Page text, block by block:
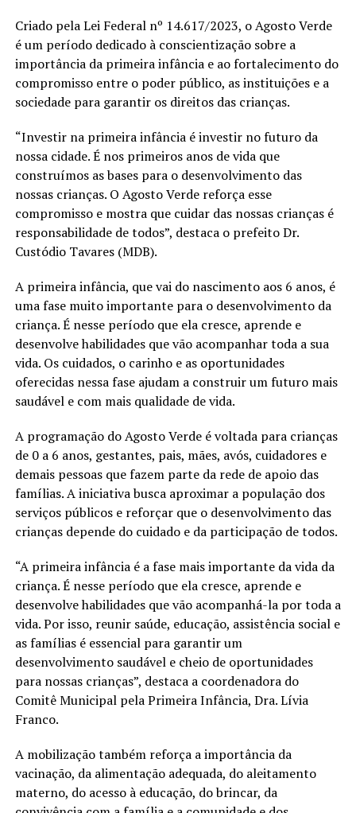
Criado pela Lei Federal nº 14.617/2023, o Agosto Verde
é um período dedicado à conscientização sobre a
importância da primeira infância e ao fortalecimento do
compromisso entre o poder público, as instituições e a
sociedade para garantir os direitos das crianças.
“Investir na primeira infância é investir no futuro da
nossa cidade. É nos primeiros anos de vida que
construímos as bases para o desenvolvimento das
nossas crianças. O Agosto Verde reforça esse
compromisso e mostra que cuidar das nossas crianças é
responsabilidade de todos”, destaca o prefeito Dr.
Custódio Tavares (MDB).
A primeira infância, que vai do nascimento aos 6 anos, é
uma fase muito importante para o desenvolvimento da
criança. É nesse período que ela cresce, aprende e
desenvolve habilidades que vão acompanhar toda a sua
vida. Os cuidados, o carinho e as oportunidades
oferecidas nessa fase ajudam a construir um futuro mais
saudável e com mais qualidade de vida.
A programação do Agosto Verde é voltada para crianças
de 0 a 6 anos, gestantes, pais, mães, avós, cuidadores e
demais pessoas que fazem parte da rede de apoio das
famílias. A iniciativa busca aproximar a população dos
serviços públicos e reforçar que o desenvolvimento das
crianças depende do cuidado e da participação de todos.
“A primeira infância é a fase mais importante da vida da
criança. É nesse período que ela cresce, aprende e
desenvolve habilidades que vão acompanhá-la por toda a
vida. Por isso, reunir saúde, educação, assistência social e
as famílias é essencial para garantir um
desenvolvimento saudável e cheio de oportunidades
para nossas crianças”, destaca a coordenadora do
Comitê Municipal pela Primeira Infância, Dra. Lívia
Franco.
A mobilização também reforça a importância da
vacinação, da alimentação adequada, do aleitamento
materno, do acesso à educação, do brincar, da